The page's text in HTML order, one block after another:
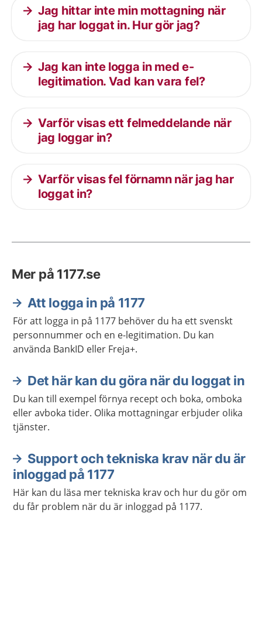
Jag hittar inte min mottagning när
jag har loggat in. Hur gör jag?
Jag kan inte logga in med e-
legitimation. Vad kan vara fel?
Varför visas ett felmeddelande när
jag loggar in?
Varför visas fel förnamn när jag har
loggat in?
Mer på 1177.se
Att logga in på 1177
För att logga in på 1177 behöver du ha ett svenskt
personnummer och en e-legitimation. Du kan
använda BankID eller Freja+.
Det här kan du göra när du loggat in
Du kan till exempel förnya recept och boka, omboka
eller avboka tider. Olika mottagningar erbjuder olika
tjänster.
Support och tekniska krav när du är
inloggad på 1177
Här kan du läsa mer tekniska krav och hur du gör om
du får problem när du är inloggad på 1177.